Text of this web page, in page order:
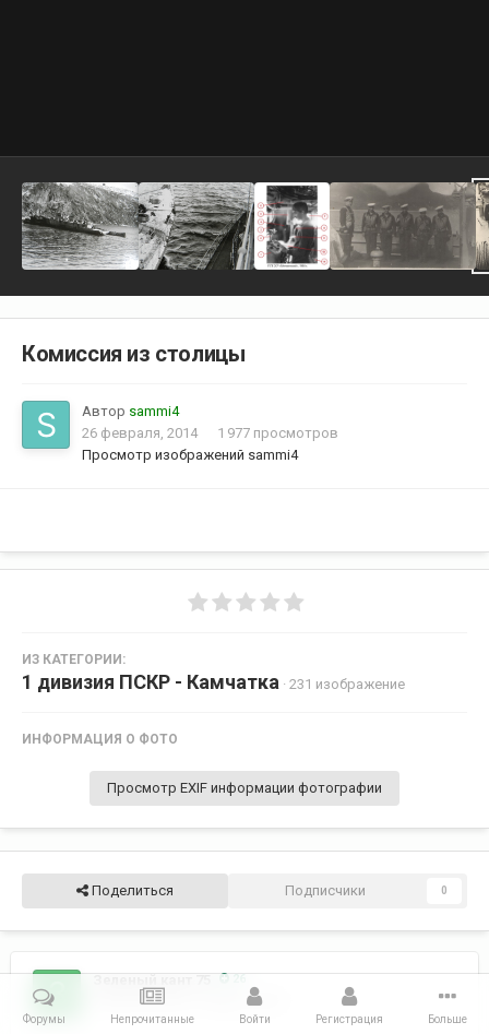
Комиссия из столицы
Автор sammi4
26 февраля, 2014
1 977 просмотров
Просмотр изображений sammi4
ИЗ КАТЕГОРИИ:
1 дивизия ПСКР - Камчатка · 231 изображение
ИНФОРМАЦИЯ О ФОТО
Просмотр EXIF информации фотографии
Поделиться Подписчики 0
26
Опубликовано 3 марта, 2014
Форумы Непрочитанные Войти Регистрация Больше